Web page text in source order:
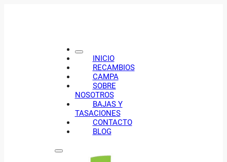
INICIO
RECAMBIOS
CAMPA
SOBRE
NOSOTROS
BAJAS Y
TASACIONES
CONTACTO
BLOG